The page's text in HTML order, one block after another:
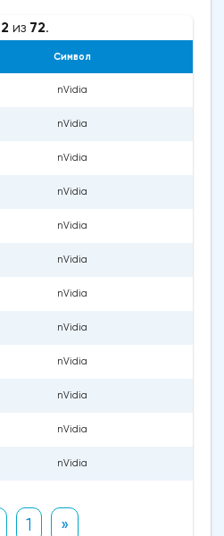
из 72.
Символ
nVidia
nVidia
nVidia
nVidia
nVidia
nVidia
nVidia
nVidia
nVidia
nVidia
nVidia
nVidia
1 »